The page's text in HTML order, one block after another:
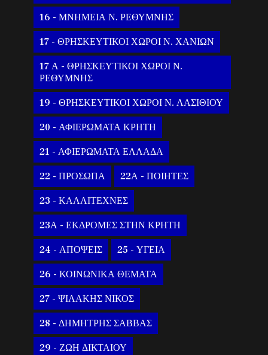
16 - ΜΝΗΜΕΙΑ Ν. ΡΕΘΥΜΝΗΣ
17 - ΘΡΗΣΚΕΥΤΙΚΟΙ ΧΩΡΟΙ Ν. ΧΑΝΙΩΝ
17 Α - ΘΡΗΣΚΕΥΤΙΚΟΙ ΧΩΡΟΙ Ν.
ΡΕΘΥΜΝΗΣ
19 - ΘΡΗΣΚΕΥΤΙΚΟΙ ΧΩΡΟΙ Ν. ΛΑΣΙΘΙΟΥ
20 - ΑΦΙΕΡΩΜΑΤΑ ΚΡΗΤΗ
21 - ΑΦΙΕΡΩΜΑΤΑ ΕΛΛΑΔΑ
22 - ΠΡΟΣΩΠΑ 22Α - ΠΟΙΗΤΕΣ
23 - ΚΑΛΛΙΤΕΧΝΕΣ
23Α - ΕΚΔΡΟΜΕΣ ΣΤΗΝ ΚΡΗΤΗ
24 - ΑΠΟΨΕΙΣ 25 - ΥΓΕΙΑ
26 - ΚΟΙΝΩΝΙΚΑ ΘΕΜΑΤΑ
27 - ΨΙΛΑΚΗΣ ΝΙΚΟΣ
28 - ΔΗΜΗΤΡΗΣ ΣΑΒΒΑΣ
29 - ΖΩΗ ΔΙΚΤΑΙΟΥ